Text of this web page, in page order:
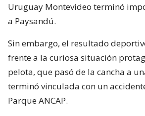
Uruguay Montevideo terminó
a Paysandú.
Sin embargo, el resultado
frente a la curiosa situación
pelota, que pasó de la cancha a
terminó vinculada con un
Parque ANCAP.